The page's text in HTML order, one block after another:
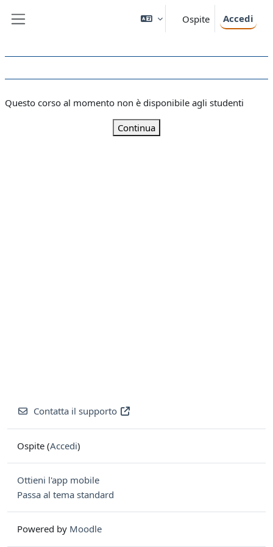
Ospite Accedi
Questo corso al momento non è disponibile agli studenti
Continua
Contatta il supporto
Ospite (Accedi)
Ottieni l'app mobile
Passa al tema standard
Powered by Moodle